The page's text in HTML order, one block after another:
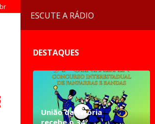
ESCUTE A RÁDIO
DESTAQUES
União da Vitória